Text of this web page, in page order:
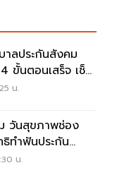
าลประกันสังคม
ขั้นตอนเสร็จ เช็ก
น.
วันสุขภาพช่อง
ทำฟันประกัน
นี่ น.